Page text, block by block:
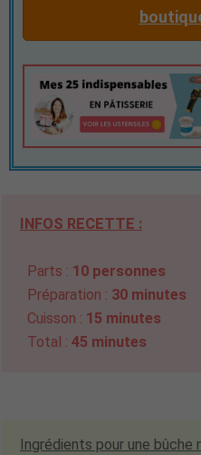
INFOS RECETTE :
Parts : 10 personnes
Préparation : 30 minutes
Cuisson : 15 minutes
Total : 45 minutes
Ingrédients pour une